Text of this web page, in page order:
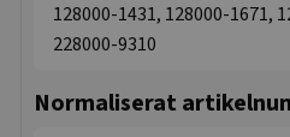
128000-1431, 128000-1671,
228000-9310
Normaliserat